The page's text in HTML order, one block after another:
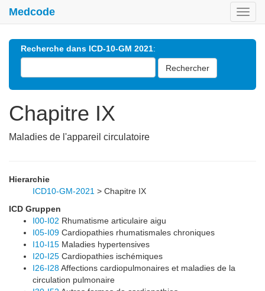
Medcode
Recherche dans ICD-10-GM 2021:
Rechercher
Chapitre IX
Maladies de l'appareil circulatoire
Hierarchie
ICD10-GM-2021 > Chapitre IX
ICD Gruppen
I00-I02 Rhumatisme articulaire aigu
I05-I09 Cardiopathies rhumatismales chroniques
I10-I15 Maladies hypertensives
I20-I25 Cardiopathies ischémiques
I26-I28Affections cardiopulmonaires et maladies de la
circulation pulmonaire